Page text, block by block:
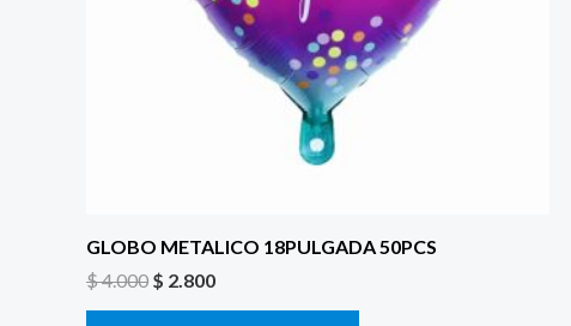
GLOBO METALICO 18PULGADA 50PCS
$4.000 $ 2.800